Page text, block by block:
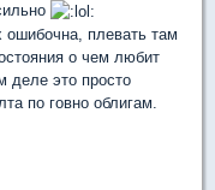
ошибочна, плевать там
о чем любит
деле это просто
по говно облигам.